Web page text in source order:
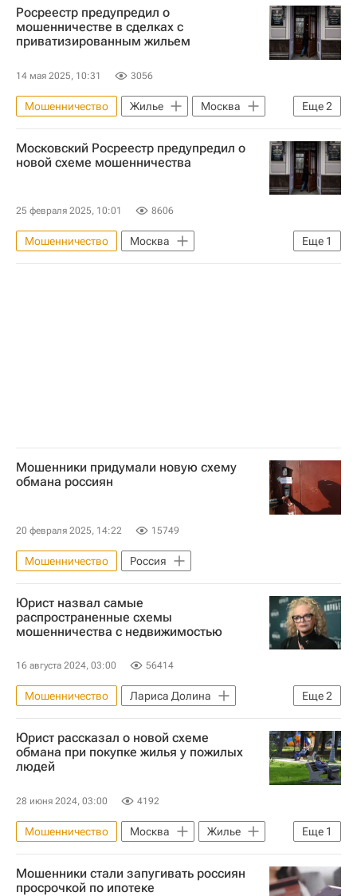
Нотариусы
Федеральная нотариальная палата
Сделки
Росреестр предупредил о
мошенничестве в сделках с
приватизированным жильем
14 мая 2025, 10:31 3056
Еще2
Мошенничество Жилье
Москва
Федеральная служба государственной регистрации, кадастра и картографии (Росреестр)
Сделки
Московский Росреестр предупредил о
новой схеме мошенничества
25 февраля 2025, 10:01 8606
Еще 1
Мошенничество
Москва
Федеральная служба государственной регистрации, кадастра и картографии (Росреестр)
Мошенники придумали новую схему
обмана россиян
20 февраля 2025, 14:22 15749
Мошенничество Россия
Юрист назвал самые
распространенные схемы
мошенничества с недвижимостью
16 августа 2024, 03:00 56414
Еще2
Мошенничество
Лариса Долина
Жилье
Недвижимость
Юрист рассказал о новой схеме
обмана при покупке жилья у пожилых
людей
28 июня 2024, 03:00 4192
Еще 1
Мошенничество Москва
Жилье
Сделки
Мошенники стали запугивать россиян
просрочкой по ипотеке